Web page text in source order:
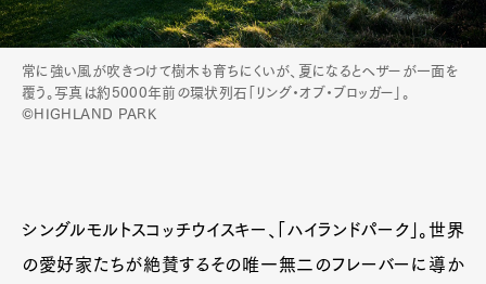
常に強い風が吹きつけて樹木も育ちにくいが、夏になるとヘザーが一面を
覆う。写真は約5000年前の環状列石「リング・オブ・ブロッガー」。
©HIGHLAND PARK
シングルモルトスコッチウイスキー、「ハイランドパーク」。世界
の愛好家たちが絶賛するその唯一無二のフレーバーに導か